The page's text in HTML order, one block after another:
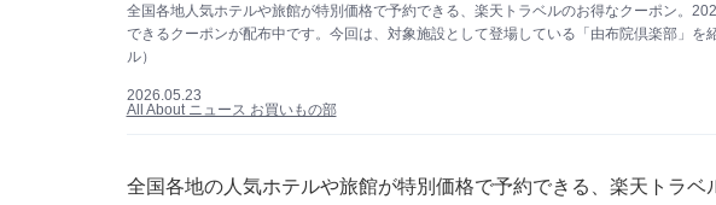
全国各地人気ホテルや旅館が特別価格で予約できる、楽天トラベルのお得なクーポン。
できるクーポンが配布中です。今回は、対象施設として登場している「由布院倶楽部」
ル）
2026.05.23
All About ニュース お買いもの部
全国各地の人気ホテルや旅館が特別価格で予約できる、 楽天トラベ